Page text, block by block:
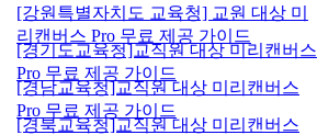
[강원특별자치도 교육청] 교원 대상 미
리캔버스 Pro 무료 제공 가이드
[경기도교육청]교직원 대상 미리캔버스
Pro 무료 제공 가이드
[경남교육청]교직원 대상 미리캔버스
Pro 무료 제공 가이드
[경북교육청]교직원 대상 미리캔버스